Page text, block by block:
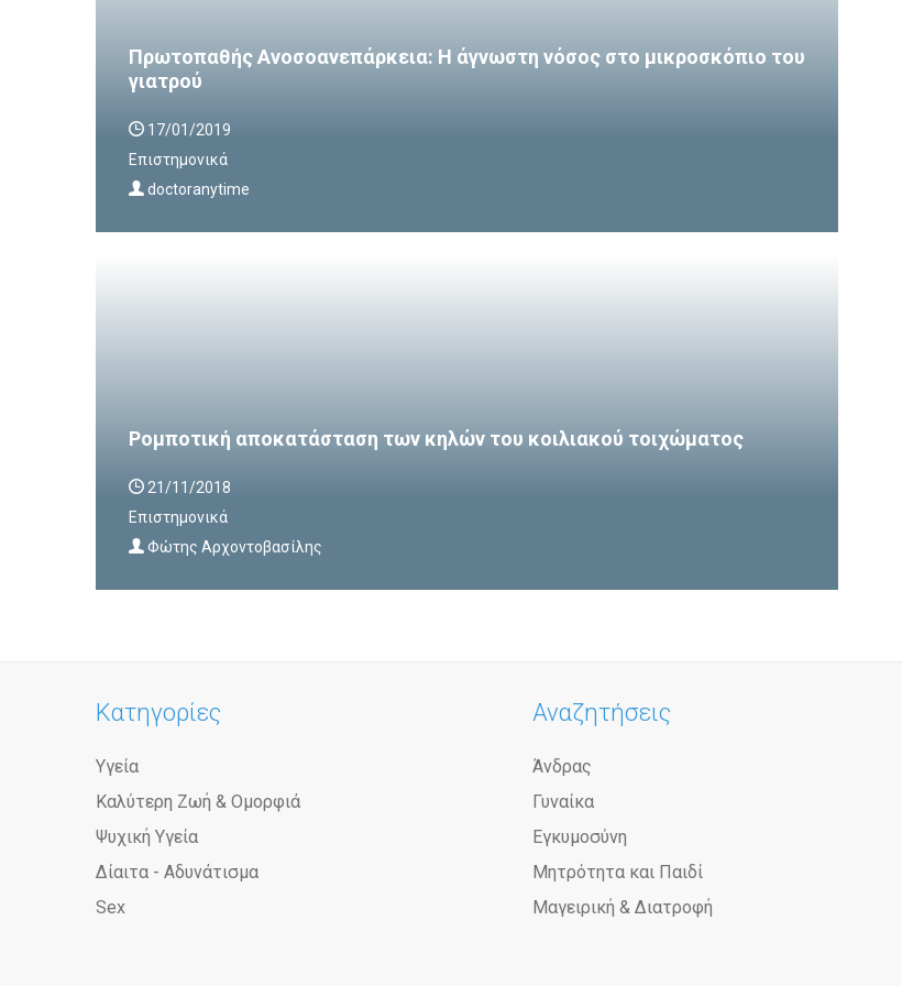
Πρωτοπαθής Ανοσοανεπάρκεια: Η άγνωστη νόσος στο μικροσκόπιο του
γιατρού
17/01/2019
Επιστημονικά
doctoranytime
Ρομποτική αποκατάσταση των κηλών του κοιλιακού τοιχώματος
21/11/2018
Επιστημονικά
Φώτης Αρχοντοβασίλης
Κατηγορίες
Υγεία
Καλύτερη Ζωή & Ομορφιά
Ψυχική Υγεία
Δίαιτα - Αδυνάτισμα
Sex
Αναζητήσεις
Άνδρας
Γυναίκα
Εγκυμοσύνη
Μητρότητα και Παιδί
Μαγειρική & Διατροφή